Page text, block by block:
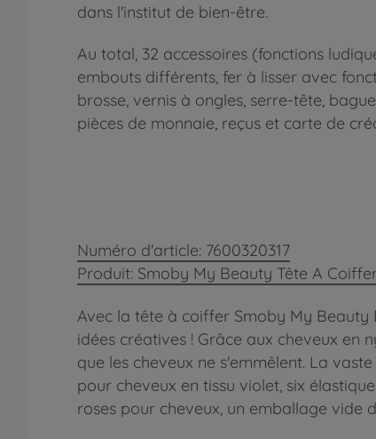
dans l'institut de bien-être.
Au total, 32 accessoires (fonctions
embouts différents, fer à lisser avec
brosse, vernis à ongles, serre-tête,
pièces de monnaie, reçus et carte de
Numéro d'article: 7600320317
Produit: Smoby My Beauty Tête A
Avec la tête à coiffer Smoby My
idées créatives ! Grâce aux cheveux en
que les cheveux ne s'emmêlent. La
pour cheveux en tissu violet, six
roses pour cheveux, un emballage vide